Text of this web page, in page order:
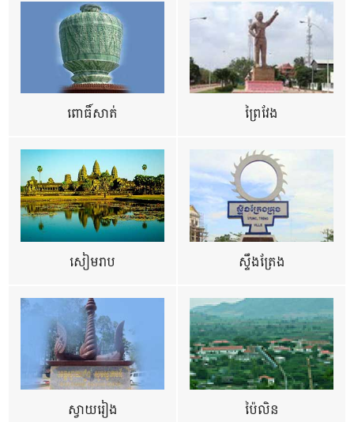
ពោធិ៍សាត់ ព្រៃវែង
សៀមរាប ស្ទឹងត្រែង
ស្វាយរៀង ប៉ៃលិន